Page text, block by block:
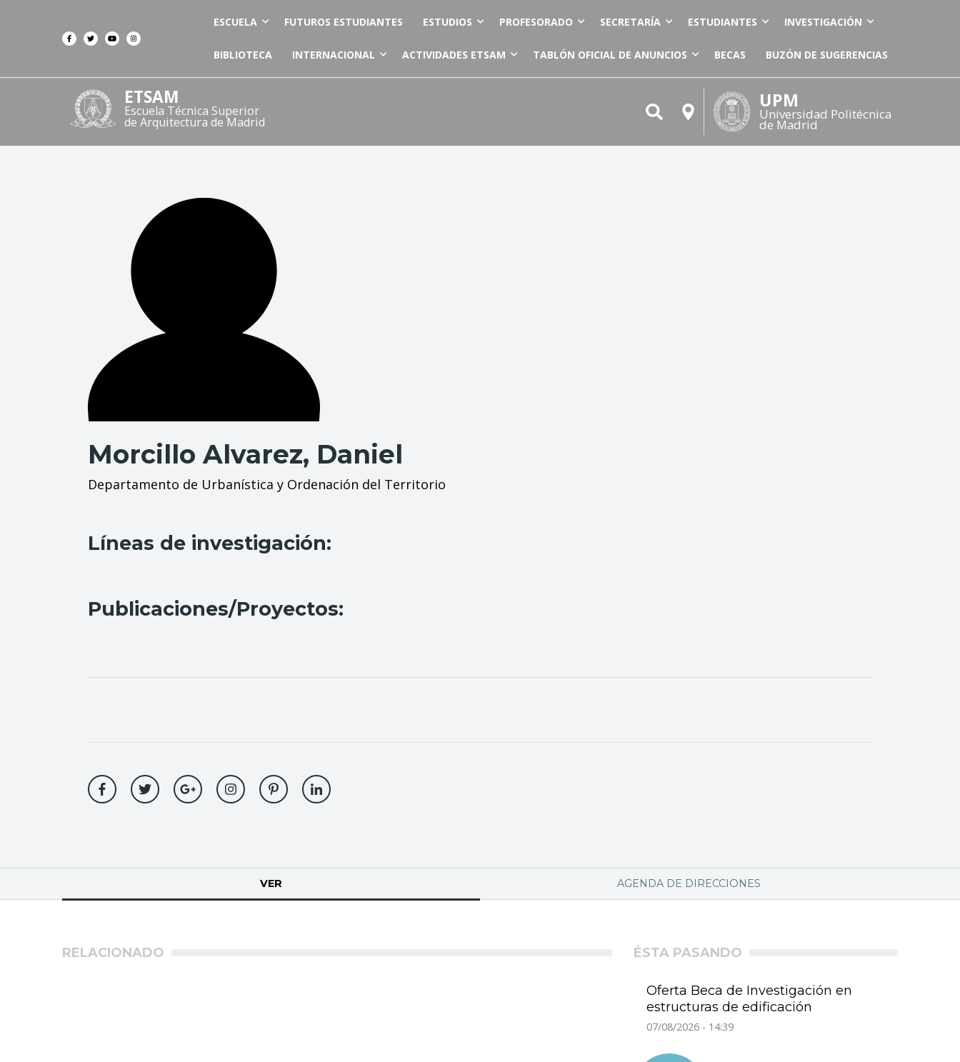
ESCUELA FUTUROS ESTUDIANTES ESTUDIOS PROFESORADO SECRETARÍA ESTUDIANTES INVESTIGACIÓN
BIBLIOTECA INTERNACIONAL ACTIVIDADES ETSAM TABLÓN OFICIAL DE ANUNCIOS BECAS BUZÓN DE SUGERENCIAS
ETSAM
Escuela Técnica Superior
de Arquitectura de Madrid
UPM
Universidad Politécnica
de Madrid
Morcillo Alvarez, Daniel
Departamento de Urbanística y Ordenación del Territorio
Líneas de investigación:
Publicaciones/Proyectos:
principales
VER AGENDA DE DIRECCIONES
RELACIONADO ÉSTA PASANDO
Oferta Beca de Investigación en
estructuras de edificación
07/08/2026 - 14:39